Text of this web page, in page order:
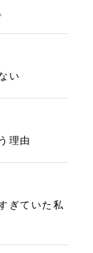
い
理由
ぎていた私